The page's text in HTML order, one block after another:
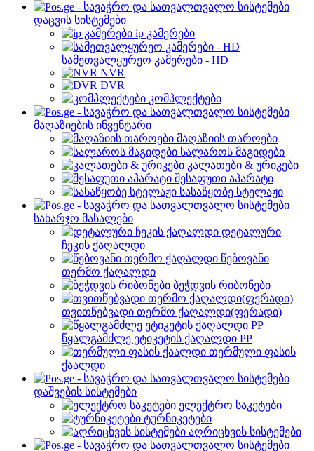
დაცვის სისტემები
ip კამერები
სამეთვალყურეო კამერები - HD
NVR
DVR
კომპლექტები
მაღაზიების ინვენტარი
მაღაზიის თაროები
სალაროს მაგიდები
კალათები & ურიკები
შესაფუთი აპარატი
სასაწყობე სტელაჟი
სახარჯო მასალები
დეტალური
ჩეკის ქაღალდი
წებოვანი
თერმო ქაღალდი
ბეჭდვის რიბონები
თვითწებვადი თერმო ქაღალდი(ფერადი)
წყალგამძლე ეტიკეტის ქაღალდი PP
თერმული ფასის
ქაალდი
დაშვების სისტემები
ელექტრო საკეტები
ტურნიკეტები
აღრიცხვის სისტემები